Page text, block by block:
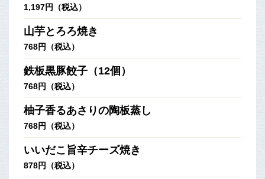
1,197円（税込）
山芋とろろ焼き
768円（税込）
鉄板黒豚餃子（12個）
768円（税込）
柚子香るあさりの陶板蒸し
768円（税込）
いいだこ旨辛チーズ焼き
878円（税込）